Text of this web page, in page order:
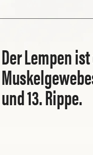
Der Lempen
und 13. Rippe.